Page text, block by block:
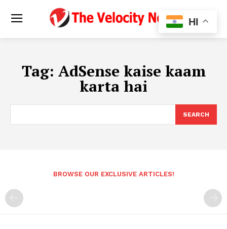
Tag: AdSense kaise kaam
karta hai
SEARCH
BROWSE OUR EXCLUSIVE ARTICLES!
HI